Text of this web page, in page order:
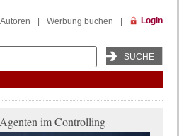
Autoren Werbung buchen Login
im Controlling